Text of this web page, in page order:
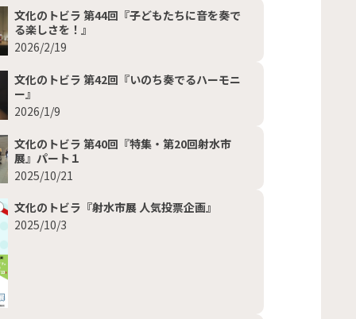
文化のトビラ 第44回『子どもたちに音を奏で
る楽しさを！』
2026/2/19
文化のトビラ 第42回『いのち奏でるハーモニ
ー』
2026/1/9
文化のトビラ 第40回『特集・第20回射水市
展』パート１
2025/10/21
文化のトビラ『射水市展 人気投票企画』
2025/10/3